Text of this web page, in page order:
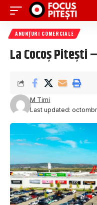
ANUNȚURI COMERCIALE
La Cocoș Pitești
Last updated:
M Timi